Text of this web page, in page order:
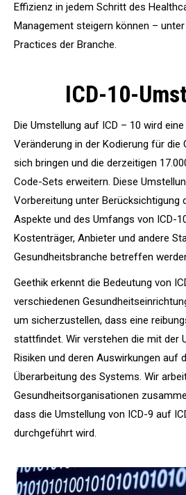
Effizienz in jedem Schritt des
Management steigern können –
Practices der Branche.
ICD-10-
Die Umstellung auf ICD – 10 wird
Veränderung in der Kodierung für die
sich bringen und die derzeitigen
Code-Sets erweitern. Diese
Vorbereitung unter Berücksichtigung
Aspekte und des Umfangs von ICD-
Kostenträger, Anbieter und andere
Gesundheitsbranche betreffen
Geethik erkennt die Bedeutung von
verschiedenen
um sicherzustellen, dass eine
stattfindet. Wir verstehen die mit der
Risiken und deren Auswirkungen auf
Überarbeitung des Systems. Wir
Gesundheitsorganisationen
dass die Umstellung von ICD-9 auf
durchgeführt wird.